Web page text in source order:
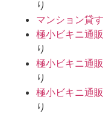
り
マンション貸
極小ビキニ通
り
極小ビキニ通
り
極小ビキニ通
り